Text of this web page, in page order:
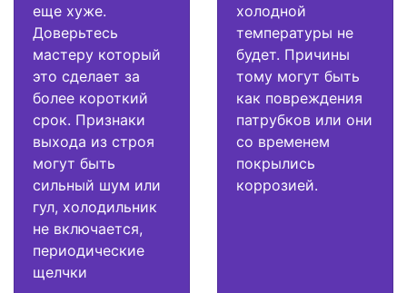
еще хуже.
Доверьтесь
мастеру который
это сделает за
более короткий
срок. Признаки
выхода из строя
могут быть
сильный шум или
гул, холодильник
не включается,
периодические
щелчки
холодной
температуры не
будет. Причины
тому могут быть
как повреждения
патрубков или они
со временем
покрылись
коррозией.